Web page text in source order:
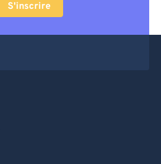
S'inscrire